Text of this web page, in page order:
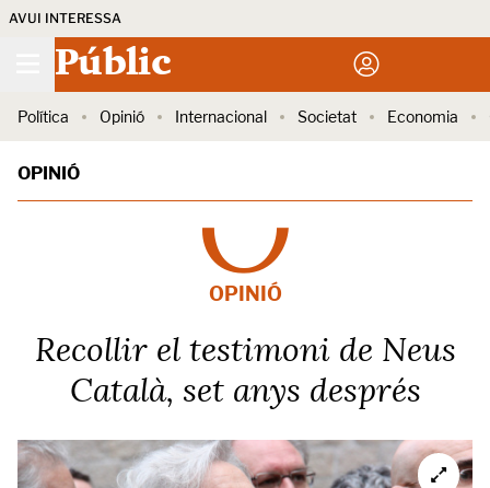
AVUI INTERESSA
Públic
Política Opinió Internacional Societat Economia
OPINIÓ
OPINIÓ
Recollir el testimoni de Neus
Català, set anys després